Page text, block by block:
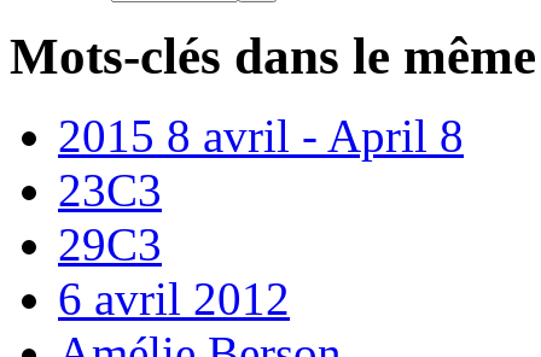
Mots-clés dans le
2015 8 avril - April 8
23C3
29C3
6 avril 2012